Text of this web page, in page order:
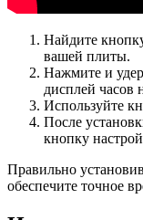
Найдите
вашей плиты.
Нажмите и
дисплей часов
Используйте
После
кнопку
Правильно
обеспечите точное